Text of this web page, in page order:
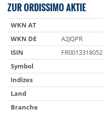
ZUR ORDISSIMO AKTIE
WKN AT
WKN DE
A2JQPR
ISIN
FR0013318052
Symbol
Indizes
Land
Branche